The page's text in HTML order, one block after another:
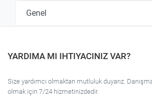
Genel
YARDIMA MI IHTIYACINIZ VAR?
Size yardımcı olmaktan mutluluk duyarız.
olmak için 7/24 hizmetinizdedir.